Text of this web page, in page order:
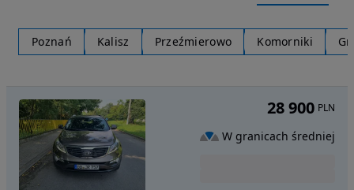
Poznań Kalisz Przeźmierowo Komorniki
28 900 PLN
W granicach średniej